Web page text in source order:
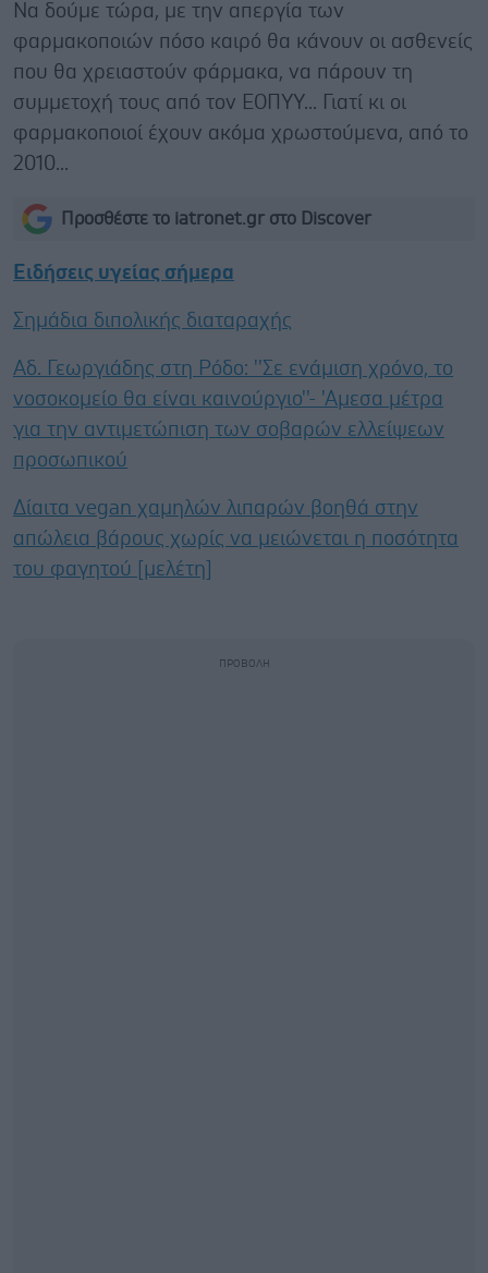
Να δούμε τώρα, με την απεργία των
φαρμακοποιών πόσο καιρό θα κάνουν οι ασθενείς
που θα χρειαστούν φάρμακα, να πάρουν τη
συμμετοχή τους από τον ΕΟΠΥΥ... Γιατί κι οι
φαρμακοποιοί έχουν ακόμα χρωστούμενα, από το
2010...
Προσθέστε το iatronet.gr στο Discover
Ειδήσεις υγείας σήμερα
Σημάδια διπολικής διαταραχής
Αδ. Γεωργιάδης στη Ρόδο: ''Σε ενάμιση χρόνο, το
νοσοκομείο θα είναι καινούργιο''- 'Αμεσα μέτρα
για την αντιμετώπιση των σοβαρών ελλείψεων
προσωπικού
Δίαιτα vegan χαμηλών λιπαρών βοηθά στην
απώλεια βάρους χωρίς να μειώνεται η ποσότητα
του φαγητού [μελέτη]